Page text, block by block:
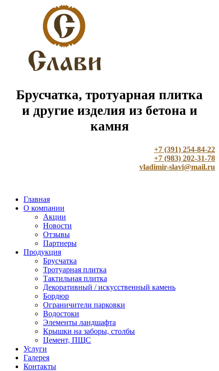
Брусчатка, тротуарная плитка
и другие изделия из бетона и
камня
+7 (391) 254-84-22
+7 (983) 202-31-78
vladimir-slavi@mail.ru
Главная
О компании
Акции
Новости
Отзывы
Партнеры
Продукция
Брусчатка
Тротуарная плитка
Тактильная плитка
Декоративный / искусственный камень
Бордюр
Ограничители парковки
Водостоки
Элементы ландшафта
Крышки на заборы, столбы
Цемент, ПЩС
Услуги
Галерея
Контакты